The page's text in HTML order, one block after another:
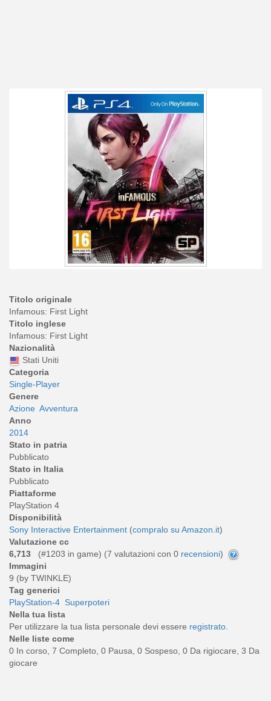
Titolo originale
Infamous: First Light
Titolo inglese
Infamous: First Light
Nazionalità
Stati Uniti
Categoria
Single-Player
Genere
Azione Avventura
Anno
2014
Stato in patria
Pubblicato
Stato in Italia
Pubblicato
Piattaforme
PlayStation 4
Disponibilità
Sony Interactive Entertainment (compralo su Amazon.it)
Valutazione cc
6,713
(#1203 in game) (7 valutazioni con 0 recensioni)
Immagini
9 (by TWINKLE)
Tag generici
PlayStation-4 Superpoteri
Nella tua lista
Per utilizzare la tua lista personale devi essere registrato.
Nelle liste come
0 In corso, 7 Completo, 0 Pausa, 0 Sospeso, 0 Da rigiocare, 3 Da
giocare